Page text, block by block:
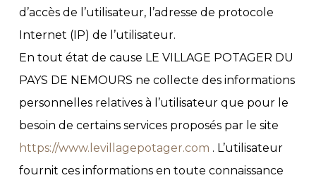
d’accès de l’utilisateur, l’adresse de protocole
Internet (IP) de l’utilisateur.
En tout état de cause LE VILLAGE POTAGER DU
PAYS DE NEMOURS ne collecte des informations
personnelles relatives à l’utilisateur que pour le
besoin de certains services proposés par le site
https://www.levillagepotager.com . L’utilisateur
fournit ces informations en toute connaissance